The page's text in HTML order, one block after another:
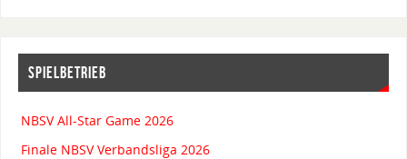
SPIELBETRIEB
NBSV All-Star Game 2026
Finale NBSV Verbandsliga 2026